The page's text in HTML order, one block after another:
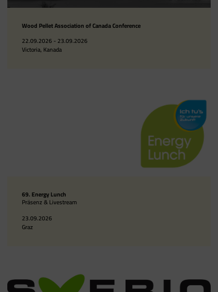
Wood Pellet Association of Canada Conference
22.09.2026 - 23.09.2026
Victoria, Kanada
69. Energy Lunch
Präsenz & Livestream
23.09.2026
Graz